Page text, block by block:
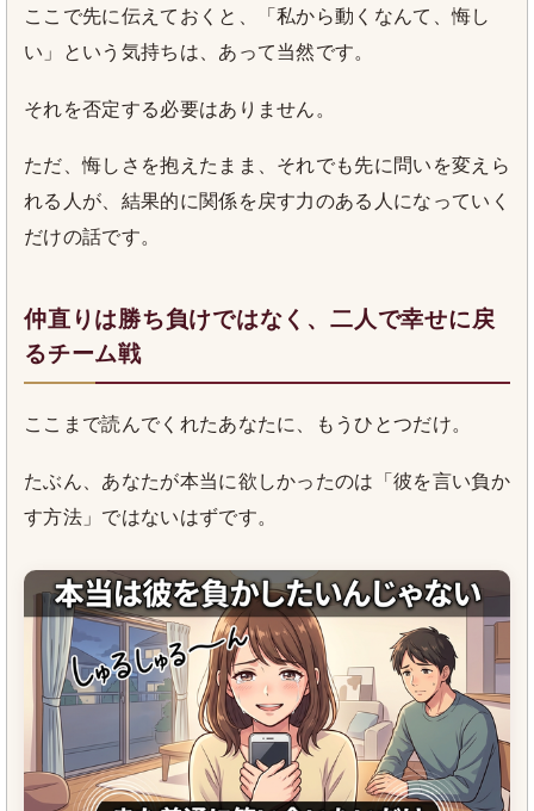
ここで先に伝えておくと、「私から動くなんて、悔し
い」という気持ちは、あって当然です。
それを否定する必要はありません。
ただ、悔しさを抱えたまま、それでも先に問いを変えら
れる人が、結果的に関係を戻す力のある人になっていく
だけの話です。
仲直りは勝ち負けではなく、二人で幸せに戻
るチーム戦
ここまで読んでくれたあなたに、もうひとつだけ。
たぶん、あなたが本当に欲しかったのは「彼を言い負か
す方法」ではないはずです。